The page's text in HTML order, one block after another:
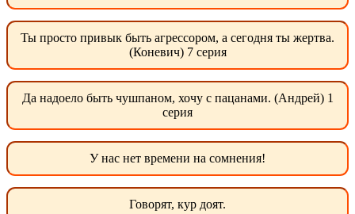
Ты просто привык быть агрессором, а сегодня ты жертва.
(Коневич) 7 серия
Да надоело быть чушпаном, хочу с пацанами. (Андрей) 1
серия
У нас нет времени на сомнения!
Говорят, кур доят.